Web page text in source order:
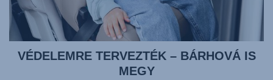
VÉDELEMRE TERVEZTÉK – BÁRHOVÁ IS
MEGY